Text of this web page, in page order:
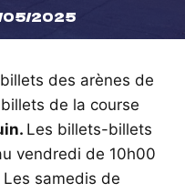
05/2025
des arènes de
de la course
Les billets-billets
vendredi de 10h00
samedis de